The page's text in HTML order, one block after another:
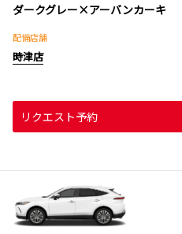
ダークグレー×アーバンカーキ
配備店舗
時津店
リクエスト予約